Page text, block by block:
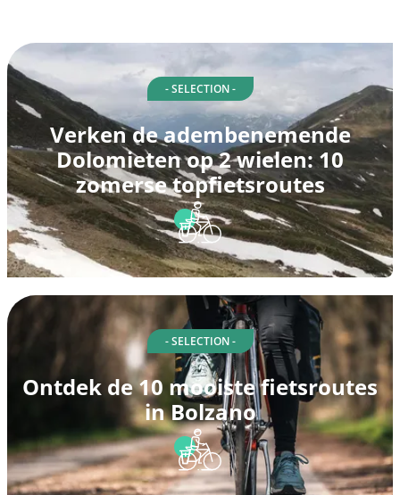
- SELECTION -
Verken de adembenemende
Dolomieten op 2 wielen: 10
zomerse topfietsroutes
- SELECTION -
Ontdek de 10 mooiste fietsroutes
in Bolzano